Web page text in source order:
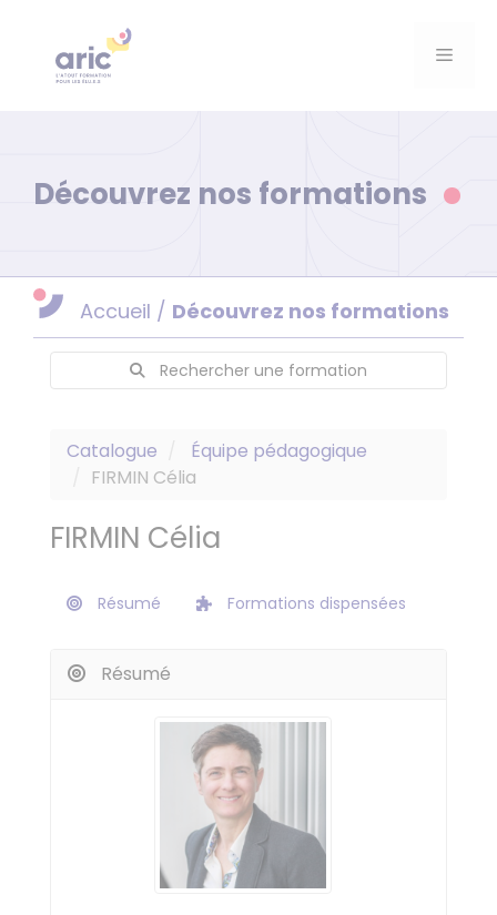
contenu
Menu
Découvrez nos formations
Accueil / Découvrez nos formations
Rechercher une formation
Catalogue
Équipe pédagogique
FIRMIN Célia
FIRMIN Célia
Résumé Formations dispensées
Résumé